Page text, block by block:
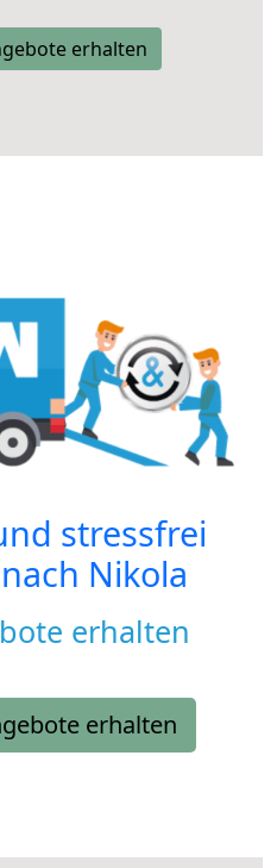
erhalten
stressfrei
Nikola
erhalten
erhalten